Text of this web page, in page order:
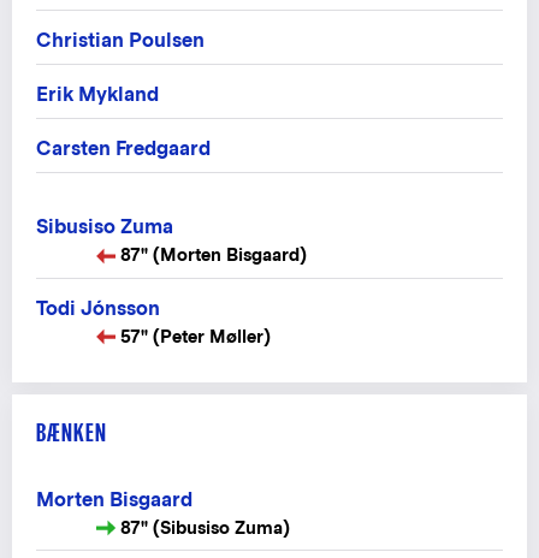
Christian Poulsen
Erik Mykland
Carsten Fredgaard
Sibusiso Zuma
87" (Morten Bisgaard)
Todi Jónsson
57" (Peter Møller)
BÆNKEN
Morten Bisgaard
87" (Sibusiso Zuma)